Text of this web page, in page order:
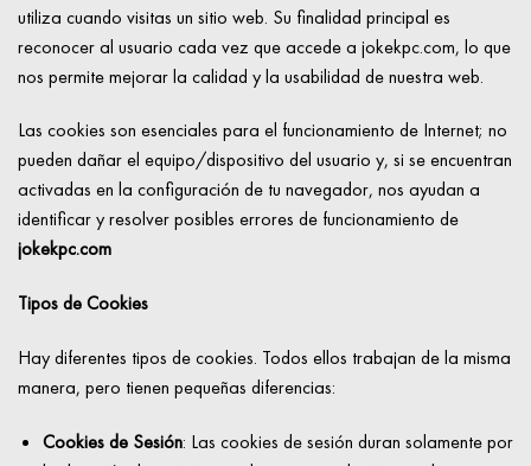
utiliza cuando visitas un sitio web. Su finalidad principal es
reconocer al usuario cada vez que accede a jokekpc.com, lo que
nos permite mejorar la calidad y la usabilidad de nuestra web.
Las cookies son esenciales para el funcionamiento de Internet; no
pueden dañar el equipo/dispositivo del usuario y, si se encuentran
activadas en la configuración de tu navegador, nos ayudan a
identificar y resolver posibles errores de funcionamiento de
jokekpc.com
Tipos de Cookies
Hay diferentes tipos de cookies. Todos ellos trabajan de la misma
manera, pero tienen pequeñas diferencias:
Cookies de Sesión: Las cookies de sesión duran solamente por